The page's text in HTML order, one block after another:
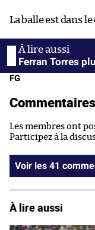
La balle est dans le
Ferran Torres
FG
Commentaires
Les membres ont
Participez à la
Voir les 41
À lire aussi